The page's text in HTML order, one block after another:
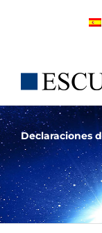
Declaraciones